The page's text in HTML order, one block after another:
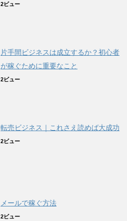
2ビュー
片手間ビジネスは成立するか？初心者
が稼ぐために重要なこと
2ビュー
転売ビジネス｜これさえ読めば大成功
2ビュー
メールで稼ぐ方法
2ビュー